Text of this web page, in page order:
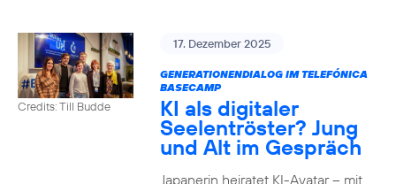
Credits: Till Budde
17. Dezember 2025
GENERATIONENDIALOG IM TELEFÓNICA
BASECAMP
KI als digitaler
Seelentröster? Jung
und Alt im Gespräch
Japanerin heiratet KI-Avatar – mit